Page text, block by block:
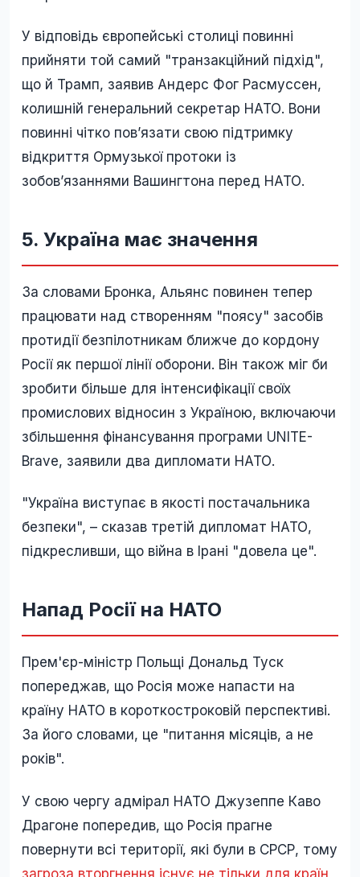
У відповідь європейські столиці повинні
прийняти той самий "транзакційний підхід",
що й Трамп, заявив Андерс Фог Расмуссен,
колишній генеральний секретар НАТО. Вони
повинні чітко пов’язати свою підтримку
відкриття Ормузької протоки із
зобов’язаннями Вашингтона перед НАТО.
5. Україна має значення
За словами Бронка, Альянс повинен тепер
працювати над створенням "поясу" засобів
протидії безпілотникам ближче до кордону
Росії як першої лінії оборони. Він також міг би
зробити більше для інтенсифікації своїх
промислових відносин з Україною, включаючи
збільшення фінансування програми UNITE-
Brave, заявили два дипломати НАТО.
"Україна виступає в якості постачальника
безпеки", – сказав третій дипломат НАТО,
підкресливши, що війна в Ірані "довела це".
Напад Росії на НАТО
Прем'єр-міністр Польщі Дональд Туск
попереджав, що Росія може напасти на
країну НАТО в короткостроковій перспективі.
За його словами, це "питання місяців, а не
років".
У свою чергу адмірал НАТО Джузеппе Каво
Драгоне попередив, що Росія прагне
повернути всі території, які були в СРСР, тому
загроза вторгнення існує не тільки для країн